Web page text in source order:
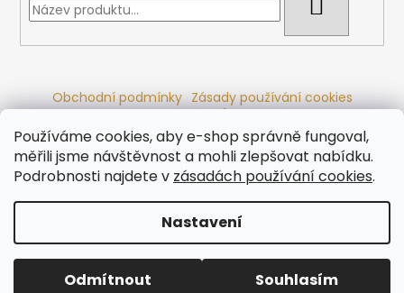
Používáme cookies, aby e-shop správně fungoval,
měřili jsme návštěvnost a mohli zlepšovat nabídku.
Podrobnosti najdete v zásadách používání cookies.
Nastavení
Odmítnout Souhlasím
Obchodní podmínky Zásady používání cookies
Ochrana osobních údajů Dřevěné sauny
Odstoupení od smlouvy Reklamační řád Kontakty
Koupací sudy
Radiátory
Copyright 2026Ráj saun. Všechna práva vyhrazena.
Upravit nastavení cookies